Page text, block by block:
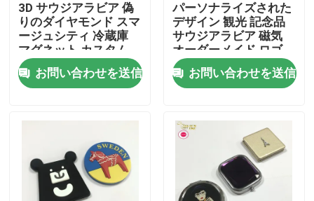
品質管理
お問い合わせ
見積依頼
金属の折りえりピン
3D サウジアラビア 偽
りのダイヤモンド スマ
ージュシティ 冷蔵庫
マグネット カスタム
ロゴ メタル マグネッ
ト 冷蔵庫 マグネット
お問い合わせを送信
パーソナライズされた
デザイン 観光 記念品
サウジアラビア 磁気
オーダーメイド ロゴ
メタル 冷蔵庫 マグネ
ット 冷蔵庫 マグネッ
ト
お問い合わせを送信